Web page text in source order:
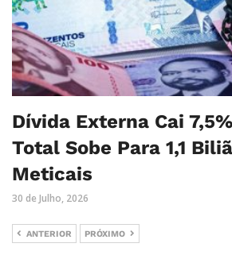
Dívida Externa Cai
Total Sobe Para 1,1
Meticais
30 de Julho, 2026
ANTERIOR PRÓXIMO